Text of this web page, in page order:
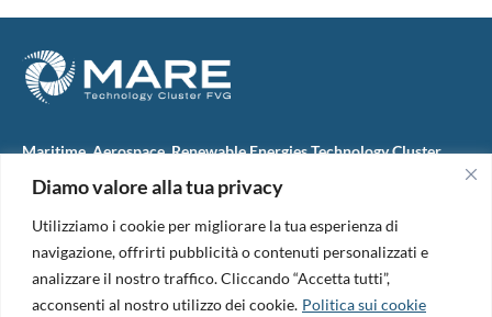
Diamo valore alla tua privacy
Utilizziamo i cookie per migliorare la tua esperienza di
navigazione, offrirti pubblicità o contenuti personalizzati e
analizzare il nostro traffico. Cliccando “Accetta tutti”,
acconsenti al nostro utilizzo dei cookie. Politica sui cookie
Maritime, Aerospace, Renewable Energies Technology Cluster
M.A.R.E. TC FVG S.c.ar.l.
34074 Monfalcone (Italy)
tel. +39 0481 723440
Codice Fiscale e Partita Iva: 01138620313
PEC:marefvg@legalmail.it
Codice univoco per i pagamenti: M5UXCR1